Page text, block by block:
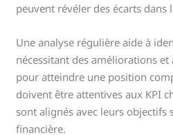
peuvent révéler des écarts dans
Une analyse régulière aide à
nécessitant des améliorations
pour atteindre une position
doivent être attentives aux KPI
sont alignés avec leurs objectifs
financière.